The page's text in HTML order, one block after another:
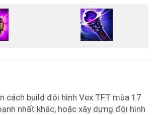
cách build đội hình Vex TFT mùa 17
nhất khác, hoặc xây dựng đội hình